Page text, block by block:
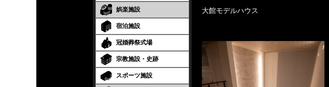
娯楽施設
宿泊施設
冠婚葬祭式場
宗教施設・史跡
スポーツ施設
大館モデルハウス